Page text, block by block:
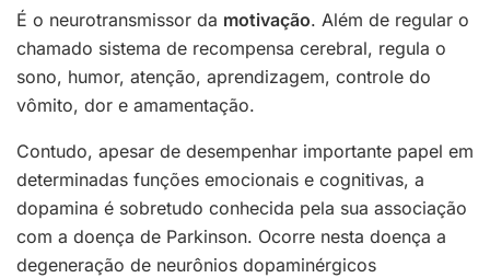
É o neurotransmissor da motivação. Além de regular o
chamado sistema de recompensa cerebral, regula o
sono, humor, atenção, aprendizagem, controle do
vômito, dor e amamentação.
Contudo, apesar de desempenhar importante papel em
determinadas funções emocionais e cognitivas, a
dopamina é sobretudo conhecida pela sua associação
com a doença de Parkinson. Ocorre nesta doença a
degeneração de neurônios dopaminérgicos